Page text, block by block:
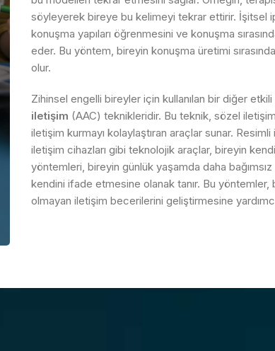
söyleyerek bireye bu kelimeyi tekrar ettirir. İşitsel
konuşma yapıları öğrenmesini ve konuşma
eder. Bu yöntem, bireyin konuşma üretimi sırasında
olur.
Zihinsel engelli bireyler için kullanılan bir diğer
iletişim (AAC) teknikleridir. Bu teknik, sözel
iletişim kurmayı kolaylaştıran araçlar sunar.
iletişim cihazları gibi teknolojik araçlar, bireyin
yöntemleri, bireyin günlük yaşamda daha
kendini ifade etmesine olanak tanır. Bu
olmayan iletişim becerilerini geliştirmesine